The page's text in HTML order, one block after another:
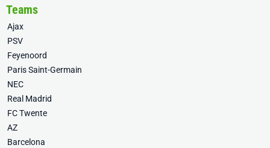
Teams
Ajax
PSV
Feyenoord
Paris Saint-Germain
NEC
Real Madrid
FC Twente
AZ
Barcelona